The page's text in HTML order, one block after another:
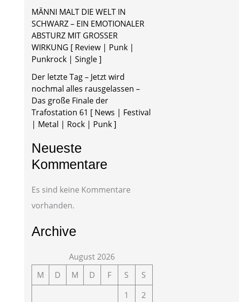
MÄNNI MALT DIE WELT IN
SCHWARZ – EIN EMOTIONALER
ABSTURZ MIT GROSSER
WIRKUNG [ Review | Punk |
Punkrock | Single ]
Der letzte Tag – Jetzt wird
nochmal alles rausgelassen –
Das große Finale der
Trafostation 61 [ News | Festival
| Metal | Rock | Punk ]
Neueste
Kommentare
Es sind keine Kommentare
vorhanden.
Archive
August 2026
M
D M D F S
S
1
2